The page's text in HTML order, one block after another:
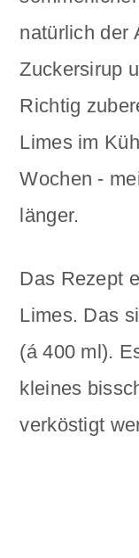
natürlich der
Zuckersirup
Richtig
Limes im
Wochen -
länger.
Das Rezept
Limes. Das
(á 400 ml).
kleines
verköstigt